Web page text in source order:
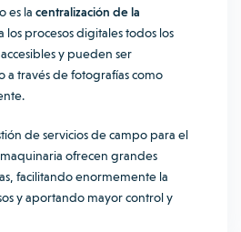
es la centralización de la
los procesos digitales todos los
y pueden ser
a través de fotografías como
de servicios de campo para el
ofrecen grandes
facilitando enormemente la
y aportando mayor control y